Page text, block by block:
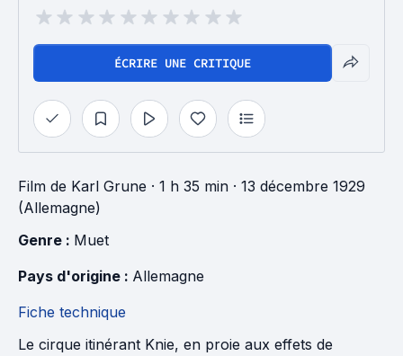
ÉCRIRE UNE CRITIQUE
Film de Karl Grune · 1 h 35 min · 13 décembre 1929
(Allemagne)
Genre : Muet
Pays d'origine : Allemagne
Fiche technique
Le cirque itinérant Knie, en proie aux effets de